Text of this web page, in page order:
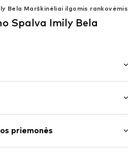
Bela Marškinėliai ilgomis rankovėmis
Spalva Imily Bela
prigludimas
priemonės